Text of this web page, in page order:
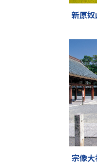
新原奴
宗像大